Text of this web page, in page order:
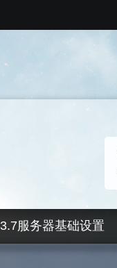
3.7服务器基础设置